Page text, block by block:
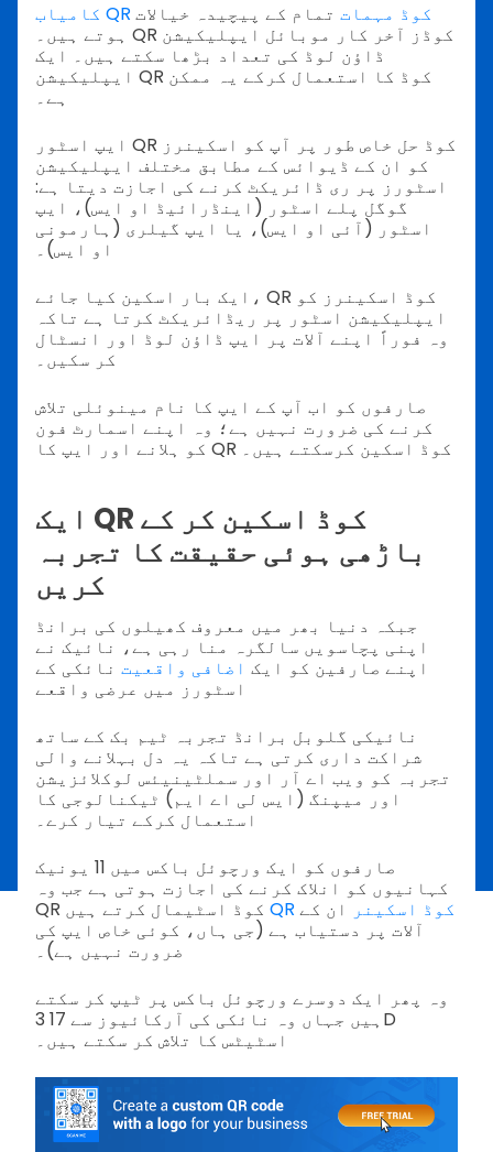
کامیاب QR کوڈ مہمات تمام کے پیچیدہ خیالات
ہوتے ہیں۔ QR کوڈز آخر کار موبائل ایپلیکیشن
ڈاؤن لوڈ کی تعداد بڑھا سکتے ہیں۔ ایک
ایپلیکیشن QR کوڈ کا استعمال کرکے یہ ممکن
ہے۔
ایپ اسٹور QR کوڈ حل خاص طور پر آپ کو اسکینرز
کو ان کے ڈیوائس کے مطابق مختلف ایپلیکیشن
اسٹورز پر ری ڈائریکٹ کرنے کی اجازت دیتا ہے:
گوگل پلے اسٹور (اینڈرائیڈ او ایس)، ایپ
اسٹور (آئی او ایس)، یا ایپ گیلری (ہارمونی
او ایس)۔
ایک بار اسکین کیا جائے، QR کوڈ اسکینرز کو
ایپلیکیشن اسٹور پر ریڈائریکٹ کرتا ہے تاکہ
وہ فوراً اپنے آلات پر ایپ ڈاؤن لوڈ اور انسٹال
کر سکیں۔
صارفوں کو اب آپ کے ایپ کا نام مینوئلی تلاش
کرنے کی ضرورت نہیں ہے؛ وہ اپنے اسمارٹ فون
کو ہلانے اور ایپ کا QR کوڈ اسکین کرسکتے ہیں۔
ایک QR کوڈ اسکین کر کے
باڑھی ہوئی حقیقت کا تجربہ
کریں
جبکہ دنیا بھر میں معروف کھیلوں کی برانڈ
اپنی پچاسویں سالگرہ منا رہی ہے، نائیک نے
اپنے صارفین کو ایک اضافی واقعیت نائکی کے
اسٹورز میں عرضی واقعے
نائیکی گلوبل برانڈ تجربہ ٹیم بک کے ساتھ
شراکت داری کرتی ہے تاکہ یہ دل بہلانے والی
تجربہ کو ویب اے آر اور سملٹینیئس لوکلائزیشن
اور میپنگ (ایس لی اے ایم) ٹیکنالوجی کا
استعمال کرکے تیار کرے۔
صارفوں کو ایک ورچوئل باکس میں 11 یونیک
کہانیوں کو انلاک کرنے کی اجازت ہوتی ہے جب وہ
QR کوڈ اسکینر ان کے
آلات پر دستیاب ہے (جی ہاں، کوئی خاص ایپ کی
ضرورت نہیں ہے)۔
وہ پھر ایک دوسرے ورچوئل باکس پر ٹیپ کر سکتے
ہیں جہاں وہ نائکی کی آرکائیوز سے 17 3D
اسٹیٹس کا تلاش کر سکتے ہیں۔